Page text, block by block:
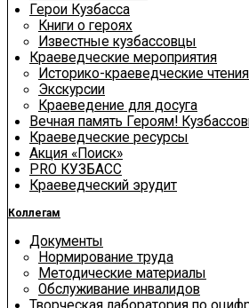
Герои Кузбасса
Книги о героях
Известные кузбассовцы
Краеведческие мероприятия
Историко-краеведческие чтения
Экскурсии
Краеведение для досуга
Вечная память Героям!
Краеведческие ресурсы
Акция «Поиск»
PRO КУЗБАСС
Краеведческий эрудит
Коллегам
Документы
Нормирование труда
Методические материалы
Обслуживание инвалидов